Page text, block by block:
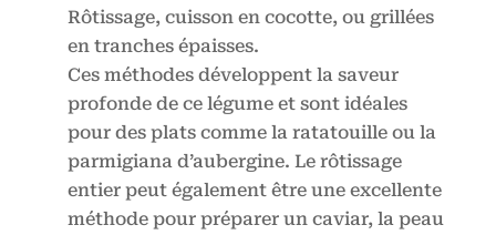
Rôtissage, cuisson en cocotte, ou grillées
en tranches épaisses.
Ces méthodes développent la saveur
profonde de ce légume et sont idéales
pour des plats comme la ratatouille ou la
parmigiana d’aubergine. Le rôtissage
entier peut également être une excellente
méthode pour préparer un caviar, la peau